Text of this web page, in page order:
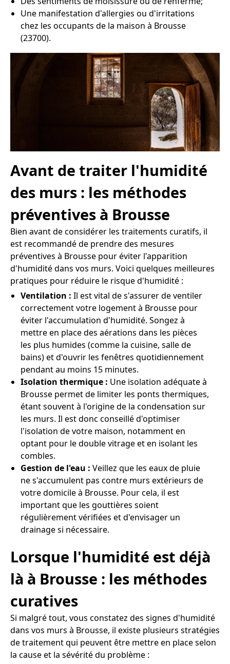
Une manifestation d'allergies ou d'irritations
chez les occupants de la maison à Brousse
(23700).
Avant de traiter l'humidité
des murs : les méthodes
préventives à Brousse
Bien avant de considérer les traitements curatifs, il
est recommandé de prendre des mesures
préventives à Brousse pour éviter l'apparition
d'humidité dans vos murs. Voici quelques meilleures
pratiques pour réduire le risque d'humidité :
Ventilation : Il est vital de s'assurer de ventiler
correctement votre logement à Brousse pour
éviter l'accumulation d'humidité. Songez à
mettre en place des aérations dans les pièces
les plus humides (comme la cuisine, salle de
bains) et d'ouvrir les fenêtres quotidiennement
pendant au moins 15 minutes.
Isolation thermique : Une isolation adéquate à
Brousse permet de limiter les ponts thermiques,
étant souvent à l'origine de la condensation sur
les murs. Il est donc conseillé d'optimiser
l'isolation de votre maison, notamment en
optant pour le double vitrage et en isolant les
combles.
Gestion de l'eau : Veillez que les eaux de pluie
ne s'accumulent pas contre murs extérieurs de
votre domicile à Brousse. Pour cela, il est
important que les gouttières soient
régulièrement vérifiées et d'envisager un
drainage si nécessaire.
Lorsque l'humidité est déjà
là à Brousse : les méthodes
curatives
Si malgré tout, vous constatez des signes d'humidité
dans vos murs à Brousse, il existe plusieurs stratégies
de traitement qui peuvent être mettre en place selon
la cause et la sévérité du problème :